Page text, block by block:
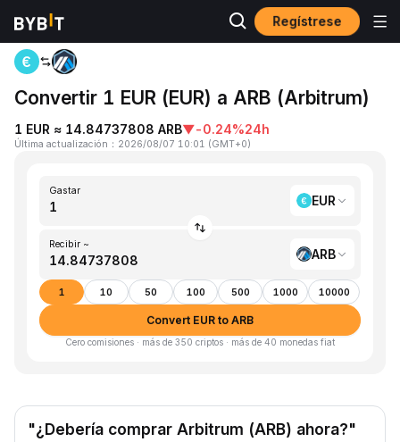
Regístrese
Inicio EUR to ARB
Convertir 1 EUR (EUR) a ARB (Arbitrum)
1 EUR ≈ 14.84737808 ARB▼-0.24%24h
Última actualización ： 2026/08/07 10:01 (GMT+0)
Gastar
EUR
Recibir ~
ARB
1 10 50 100 500 1000 10000
Convert EUR to ARB
Cero comisiones · más de 350 criptos · más de 40 monedas fiat
"¿Debería comprar Arbitrum (ARB) ahora?"